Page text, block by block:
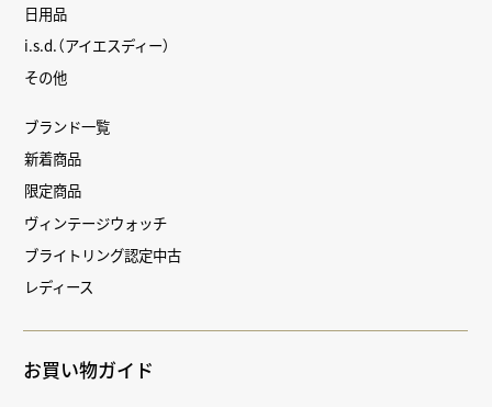
日用品
i.s.d.（アイエスディー）
その他
ブランド一覧
新着商品
限定商品
ヴィンテージウォッチ
ブライトリング認定中古
レディース
お買い物ガイド